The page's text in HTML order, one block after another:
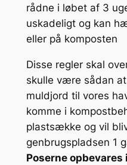
rådne i løbet af 3
uskadeligt og kan
eller på komposten
Disse regler skal
skulle være sådan
muldjord til vores
komme i
plastsække og vil
genbrugspladsen 1
Poserne opbevares